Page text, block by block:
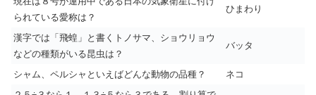
られている愛称は？
ひまわり
漢字では「飛蝗」と書くトノサマ、ショウリョウ
などの種類がいる昆虫は？
バッタ
シャム、ペルシャといえばどんな動物の品種？
ネコ